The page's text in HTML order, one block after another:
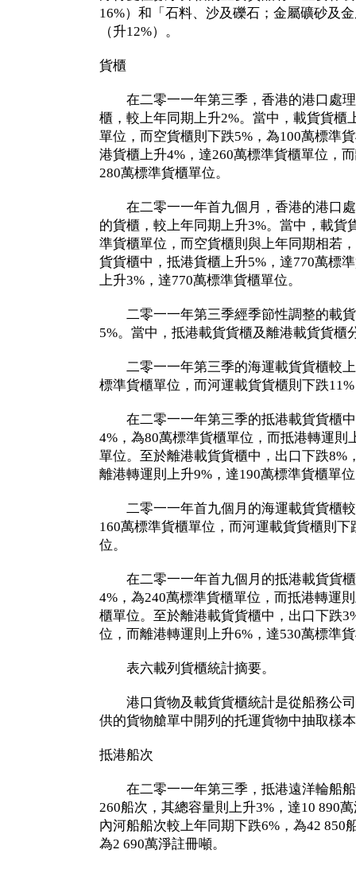
16%）和「石料、沙及礫石；金屬礦砂及
（升12%）。
貨櫃
在二零一一年第三季，香港的港口處理
櫃，較上年同期上升2%。當中，載貨貨櫃
單位，而空貨櫃則下跌5%，為100萬標準
港貨櫃上升4%，達260萬標準貨櫃單位，
280萬標準貨櫃單位。
在二零一一年首九個月，香港的港口處
的貨櫃，較上年同期上升3%。當中，載貨
準貨櫃單位，而空貨櫃則與上年同期相若
貨貨櫃中，抵港貨櫃上升5%，達770萬標
上升3%，達770萬標準貨櫃單位。
二零一一年第三季經季節性調整的載貨
5%。當中，抵港載貨貨櫃及離港載貨貨櫃
二零一一年第三季的海運載貨貨櫃較上
標準貨櫃單位，而河運載貨貨櫃則下跌
在二零一一年第三季的抵港載貨貨櫃中
4%，為80萬標準貨櫃單位，而抵港轉運則
單位。至於離港載貨貨櫃中，出口下跌8%
離港轉運則上升9%，達190萬標準貨櫃單
二零一一年首九個月的海運載貨貨櫃較
160萬標準貨櫃單位，而河運載貨貨櫃則
位。
在二零一一年首九個月的抵港載貨貨櫃
4%，為240萬標準貨櫃單位，而抵港轉運
櫃單位。至於離港載貨貨櫃中，出口下跌
位，而離港轉運則上升6%，達530萬標準
表六載列貨櫃統計摘要。
港口貨物及載貨貨櫃統計是從船務公司
供的貨物艙單中開列的托運貨物中抽取樣
抵港船次
在二零一一年第三季，抵港遠洋輪船船
260船次，其總容量則上升3%，達10 890
內河船船次較上年同期下跌6%，為42 850
為2 690萬淨註冊噸。